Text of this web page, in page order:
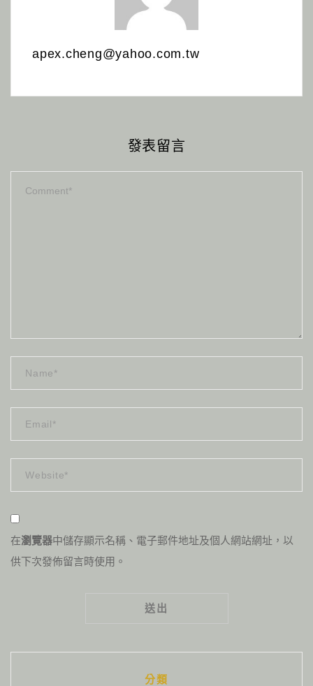
apex.cheng@yahoo.com.tw
發表留言
在瀏覽器中儲存顯示名稱、電子郵件地址及個人網站網址，以
供下次發佈留言時使用。
分類